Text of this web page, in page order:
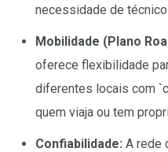
necessidade de
Mobilidade (Plano
oferece flexibilidade
diferentes locais com
quem viaja ou tem
Confiabilidade: A rede